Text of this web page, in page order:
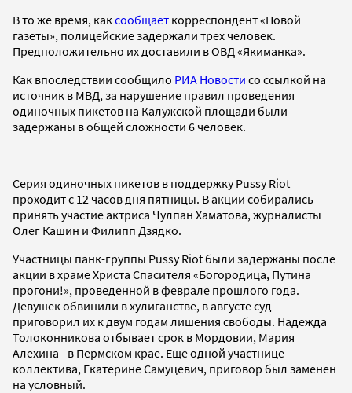
В то же время, каксообщает корреспондент «Новой
газеты», полицейские задержали трех человек.
Предположительно их доставили в ОВД «Якиманка».
Как впоследствии сообщило РИА Новости со ссылкой на
источник в МВД, за нарушение правил проведения
одиночных пикетов на Калужской площади были
задержаны в общей сложности 6 человек.
Серия одиночных пикетов в поддержку Pussy Riot
проходит с 12 часов дня пятницы. В акции собирались
принять участие актриса Чулпан Хаматова, журналисты
Олег Кашин и Филипп Дзядко.
Участницы панк-группы Pussy Riot были задержаны после
акции в храме Христа Спасителя «Богородица, Путина
прогони!», проведенной в феврале прошлого года.
Девушек обвинили в хулиганстве, в августе суд
приговорил их к двум годам лишения свободы. Надежда
Толоконникова отбывает срок в Мордовии, Мария
Алехина - в Пермском крае. Еще одной участнице
коллектива, Екатерине Самуцевич, приговор был заменен
на условный.